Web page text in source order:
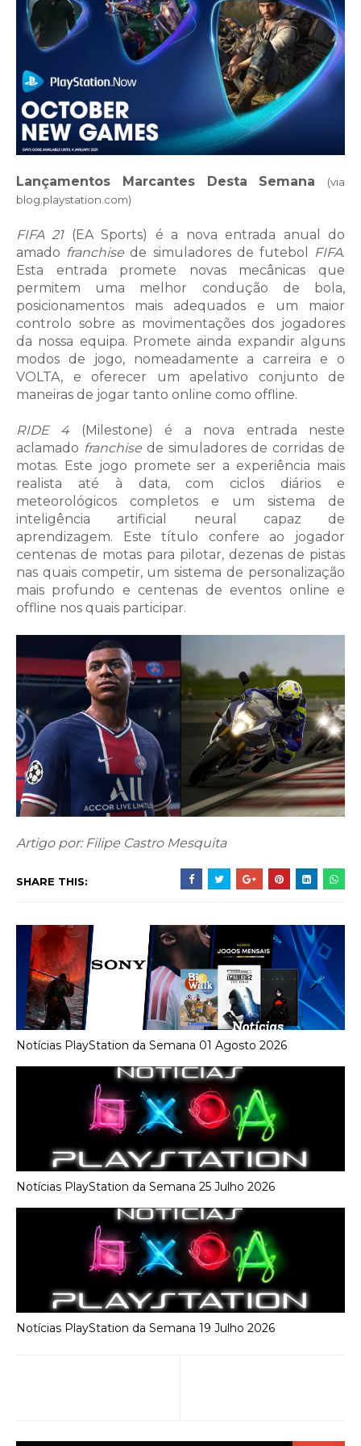
Lançamentos Marcantes Desta Semana
(via
blog.playstation.com)
FIFA 21 (EA Sports) é a nova entrada anual do
amado franchise de simuladores de futebol FIFA.
Esta entrada promete novas mecânicas que
permitem uma melhor condução de bola,
posicionamentos mais adequados e um maior
controlo sobre as movimentações dos jogadores
da nossa equipa. Promete ainda expandir alguns
modos de jogo, nomeadamente a carreira e o
VOLTA, e oferecer um apelativo conjunto de
maneiras de jogar tanto online como offline.
RIDE 4 (Milestone) é a nova entrada neste
aclamado franchisede simuladores de corridas de
motas. Este jogo promete ser a experiência mais
realista até à data, com ciclos diários e
meteorológicos completos e um sistema de
inteligência artificial neural capaz de
aprendizagem. Este título confere ao jogador
centenas de motas para pilotar, dezenas de pistas
nas quais competir, um sistema de personalização
mais profundo e centenas de eventos online e
offline nos quais participar.
Artigo por: Filipe Castro Mesquita
SHARE THIS:
Notícias PlayStation da Semana 01 Agosto 2026
Notícias PlayStation da Semana 25 Julho 2026
Notícias PlayStation da Semana 19 Julho 2026